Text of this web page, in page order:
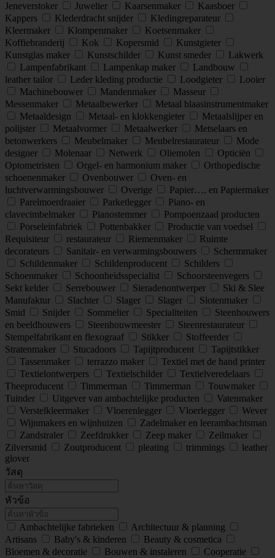
Jeneverstoker
Juwelier Kaarsenmaker
Kaasboer
Kappers
Klederdracht snijder
Kledingreparateur
Kleermaker
Klompenmaker
Koetsenmaker
Koffiebranderij
Kok Kopersmid
Kunstgieter
Kunstglas maker
Kunstschilder Kunst smeder
Lakwerk
Lampenfabrikant
Lampenkap maker
Landbouw
leather tailor
Leder kleding productie Loodgieter
Looier
Machinebouwer
Mandenmaker
Masseur
Messenmaker
Metaalbewerker
Metaal blaasinstrumentmaker
Metaaldesign
Metaal- en klokkengieter
Metaalslijper en
polijster
Metaalvormer Metaalwerker
Metselaars en
betonwerkers
Meubelmaker Meubelrestaurateur
Mode
designer
Molenaar Netwerk Oliemolen
Opticiën
Optometristen
Orgel- en harmonium maker
Orthopedische
schoenenmaker
Ovenbouwer
Oven- en
luchtverwarmingsbouwer
Overige
Papier…. en Papiermaker
Parelmoerdraaier
Parketlegger
Piano- en
clavecimbelmaker
Pianostemmer
Pompoenzaad producten
Porseleinfabriek
Pottenbakker
Productie van voedsel
Requisiteur
restaurateur Riemenmaker
Ruimte
decorateurs
Sanitair- en verwarmingsbouwers
Schermmaker
Schildenmaker
Schildenproducent
Schilders
Schoenmaker
Schoonheidsspecialist
Schoorsteenvegers
Sekt kelder
Serrebouwer Sieradenontwerper
Ski & Slee
Manufaktur
Slachter Slager Slager
Slotenmaker
Smid
Snijder Sommelier Specialiteiten
Steenhouwers
en beeldhouwers
Steenhouwmeester
Steenrestaurateur
Stempelfabrikant en flexograaf
Stikker
Stoffeerder
Stratenmaker
Stucadoors Tapijtproducent
Tapijtstikker
Tassenmaker
terrazzo maker
Textiel met de hand printer
Textielontwerpers
Textielschilder
Textielveredelaars
Theeproducent
Timmerman Timmerman
Touwmaker
Tuinder
Uitgever van ambachtelijke producten
Vatenmaker
Verstelkleermaker
Vloerenlegger Vloerlegger
Wever
Wijnmakers en wijnhuizen
Zadelmaker en leerambachtsman
Zandstraler
Zeefdrukker Zeep maker
Zeilmaker
Zilversmid
Zoutproducent pleating trimmings
leather
glover
วัสดุ
หัวข้อ
Ambachtelijke fabrieken
Architectuur & planning
Artisans
Baby's & kinderen
Beauty & cosmetica
Bloemen & decoratie
Bouwen & instaleren
Cooperatie